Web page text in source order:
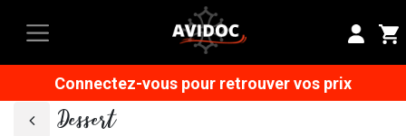
Connectez-vous pour retrouver vos prix
Dessert